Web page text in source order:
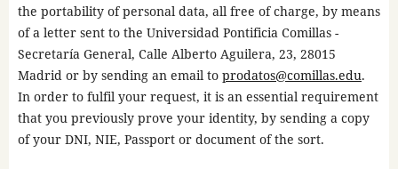
the portability of personal data, all free of charge, by means
of a letter sent to the Universidad Pontificia Comillas -
Secretaría General, Calle Alberto Aguilera, 23, 28015
Madrid or by sending an email to prodatos@comillas.edu.
In order to fulfil your request, it is an essential requirement
that you previously prove your identity, by sending a copy
of your DNI, NIE, Passport or document of the sort.